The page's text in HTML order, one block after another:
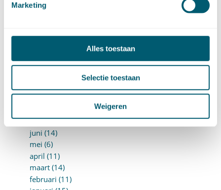
Marketing
Alles toestaan
Selectie toestaan
Weigeren
april (13)
december (15)
september (4)
juli (4)
juni (14)
mei (6)
april (11)
maart (14)
februari (11)